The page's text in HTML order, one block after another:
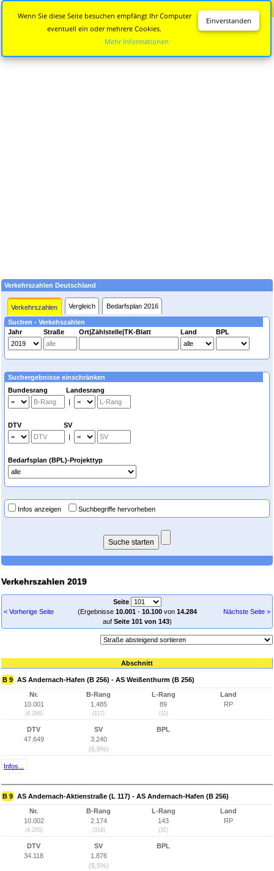
Verkehrszahlen Deutschland
Verkehrszahlen Vergleich Bedarfsplan 2016
Suchen - Verkehszahlen
Jahr
Straße Ort|Zählstelle|TK-Blatt Land BPL
Suchergebnisse einschränken
Bundesrang Landesrang
|
DTV SV
|
Bedarfsplan (BPL)-Projekttyp
Infos anzeigen Suchbegriffe hervorheben
Verkehrszahlen 2019
< Vorherige Seite
Seite
(Ergebnisse 10.001- 10.100von 14.284
auf Seite 101 von 143)
Nächste Seite >
Abschnitt
B 9 AS Andernach-Hafen (B 256) - AS Weißenthurm (B 256)
Nr.
10.001
(4.286)
B-Rang
1.485
(117)
L-Rang
89
(11)
Land
RP
DTV
47.649
SV
3.240
(6,8%)
BPL
Infos...
B 9 AS Andernach-Aktienstraße (L 117) - AS Andernach-Hafen (B 256)
Nr.
10.002
(4.285)
B-Rang
2.174
(316)
L-Rang
143
(31)
Land
RP
DTV
34.118
SV
1.876
(5,5%)
BPL
Einverstanden
Wenn Sie diese Seite besuchen empfängt Ihr Computer
eventuell ein oder mehrere Cookies.
Mehr Informationen